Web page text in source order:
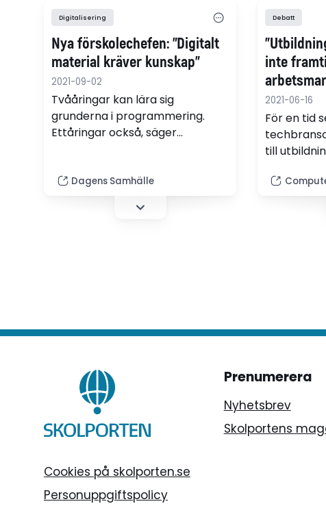
krävs för arbetslivet, skriver Dan
Sommer på Qlik.
Digitalisering
Nya förskolechefen: ”Digitalt
material kräver kunskap”
2021-09-02
Tvååringar kan lära sig
grunderna i programmering.
Ettåringar också, säger
Dagens Samhälle
Debatt
inte
2021-06-16
För en tid
till
Svensk
på att
Cookies på skolporten.se
Personuppgiftspolicy
Prenumerera
Nyhetsbrev
Skolportens